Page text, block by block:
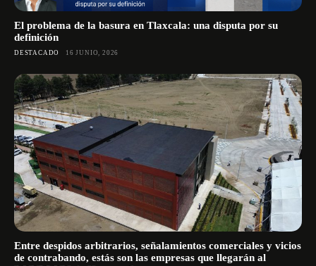
El problema de la basura en Tlaxcala: una disputa por su
definición
DESTACADO 16 JUNIO, 2026
Entre despidos arbitrarios, señalamientos comerciales y vicios
de contrabando, estás son las empresas que llegarán al